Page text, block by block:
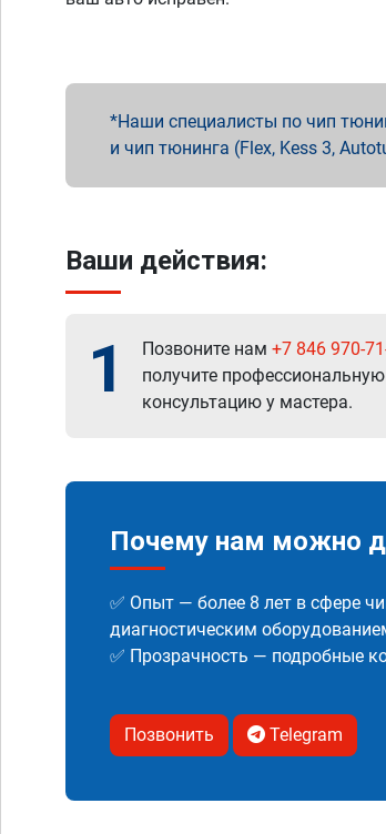
Наши специалисты по чип
и чип тюнинга (Flex, Kess 3,
Ваши действия:
1 Позвоните нам +7 846 970-
получите профессиональную
консультацию у мастера.
Почему нам можно
✅ Опыт — более 8 лет в сфере
диагностическим
✅ Прозрачность — подробные
Позвонить Telegram